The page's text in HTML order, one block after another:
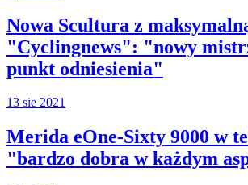
Nowa Scultura z
"Cyclingnews": "nowy
punkt odniesienia"
13 sie 2021
Merida eOne-Sixty 9000 w
"bardzo dobra w każdym